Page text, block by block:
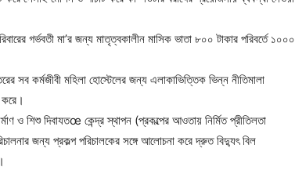
গর্ভবতী মা’র জন্য মাতৃত্বকালীন মাসিক ভাতা ৮০০ টাকার পরিবর্তে ১০০০
সব কর্মজীবী মহিলা হোস্টেলের জন্য এলাকাভিত্তিক ভিন্ন নীতিমালা
ও শিশু দিবাযতœ কেন্দ্র স্থাপন (প্রকল্পের আওতায় নির্মিত প্রীতিলতা
জন্য প্রকল্প পরিচালকের সঙ্গে আলোচনা করে দ্রুত বিদ্যুৎ বিল